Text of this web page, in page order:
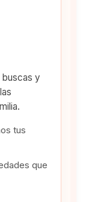
buscas y
tus
que